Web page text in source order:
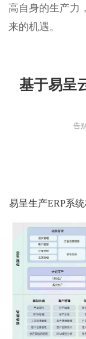
高自身的生产力
来的机遇。
基于易呈
告
易呈生产ERP系